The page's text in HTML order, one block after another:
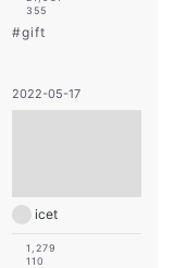
355
#gift
2022-05-17
icet
1,279
110